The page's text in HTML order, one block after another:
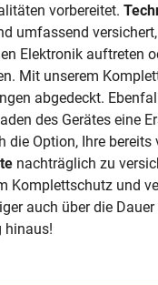
vorbereitet.
umfassend
Elektronik auftreten
Mit unserem
abgedeckt.
des Gerätes eine
die Option, Ihre bereits
nachträglich zu
Komplettschutz und
auch über die
hinaus!